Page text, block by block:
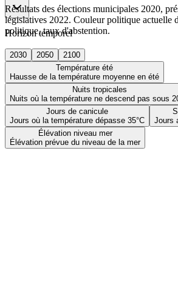
Horizon temporel
2030 2050
2100
Température été
Hausse de la température moyenne en été
Nuits tropicales
Nuits où la température ne descend pas sous
Jours de canicule
Jours où la température dépasse 35°C
Jours
Élévation niveau mer
Élévation prévue du niveau de la mer
Résultats des élections municipales 2020,
législatives 2022. Couleur politique actuelle
politique, taux d'abstention.